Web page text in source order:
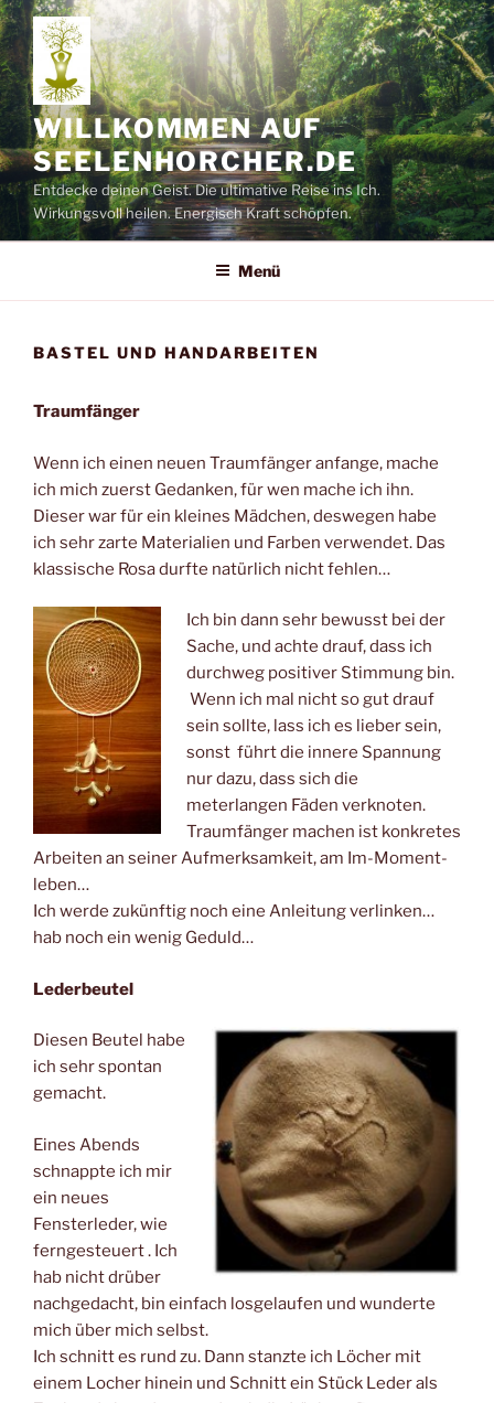
Zum
Inhalt
springen
WILLKOMMEN AUF
SEELENHORCHER.DE
Entdecke deinen Geist. Die ultimative Reise ins Ich.
Wirkungsvoll heilen. Energisch Kraft schöpfen.
Menü
BASTEL UND HANDARBEITEN
Traumfänger
Wenn ich einen neuen Traumfänger anfange, mache
ich mich zuerst Gedanken, für wen mache ich ihn.
Dieser war für ein kleines Mädchen, deswegen habe
ich sehr zarte Materialien und Farben verwendet. Das
klassische Rosa durfte natürlich nicht fehlen…
Ich bin dann sehr bewusst bei der
Sache, und achte drauf, dass ich
durchweg positiver Stimmung bin.
Wenn ich mal nicht so gut drauf
sein sollte, lass ich es lieber sein,
sonst führt die innere Spannung
nur dazu, dass sich die
meterlangen Fäden verknoten.
Traumfänger machen ist konkretes
Arbeiten an seiner Aufmerksamkeit, am Im-Moment-
leben…
Ich werde zukünftig noch eine Anleitung verlinken…
hab noch ein wenig Geduld…
Lederbeutel
Diesen Beutel habe
ich sehr spontan
gemacht.
Eines Abends
schnappte ich mir
ein neues
Fensterleder, wie
ferngesteuert . Ich
hab nicht drüber
nachgedacht, bin einfach losgelaufen und wunderte
mich über mich selbst.
Ich schnitt es rund zu. Dann stanzte ich Löcher mit
einem Locher hinein und Schnitt ein Stück Leder als